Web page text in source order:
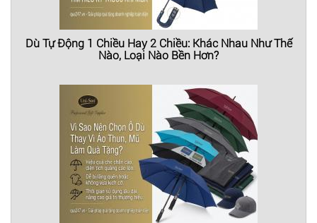
Dù Tự Động 1 Chiều Hay 2 Chiều: Khác Nhau Như Thế
Nào, Loại Nào Bền Hơn?